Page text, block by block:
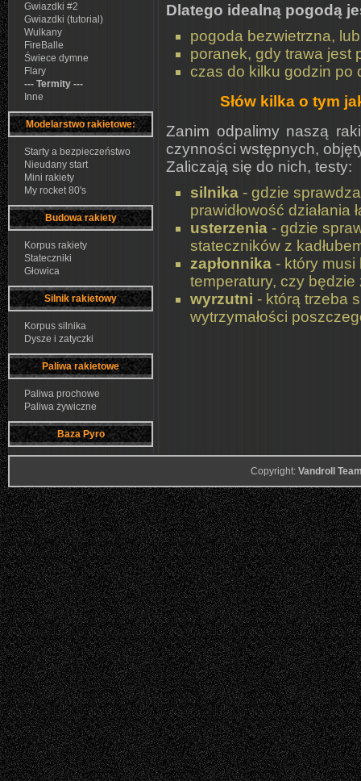
Gwiazdki #2
Gwiazdki (tutorial)
Wulkany
FireBalle
Świece dymne
Flary
--- Termity ---
Inne
Modelarstwo rakietowe:
Starty a bezpieczeństwo
Nieudany start
Mini rakiety
My rocket 80's
Budowa rakiety
Korpus rakiety
Stateczniki
Głowica
Silnik rakietowy
Korpus silnika
Dysze i zatyczki
Paliwa rakietowe
Paliwa prochowe
Paliwa żywiczne
Baza Pyro
Dlatego idealną pogodą
pogoda bezwietrzna,
poranek, gdy trawa jest
czas do kilku godzin po
Słów kilka o tym
Zanim odpalimy naszą
czynności wstępnych,
Zaliczają się do nich, testy:
silnika - gdzie
prawidłowość działania
usterzenia - gdzie
stateczników z
zapłonnika - który
temperatury, czy
wyrzutni - którą trzeba
wytrzymałości
Copyright: Vandroll